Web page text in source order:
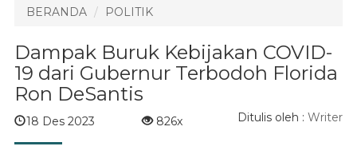
BERANDA POLITIK
Dampak Buruk Kebijakan COVID-
19 dari Gubernur Terbodoh Florida
Ron DeSantis
18 Des 2023 826x Ditulis oleh :Writer